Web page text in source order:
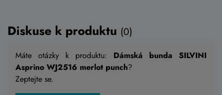
Diskuse k produktu (0)
Máte otázky k produktu: Dámská bunda SILVINI
Asprino WJ2516 merlot punch?
Zeptejte se.